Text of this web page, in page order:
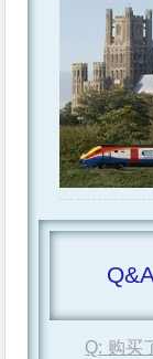
Q: 购买